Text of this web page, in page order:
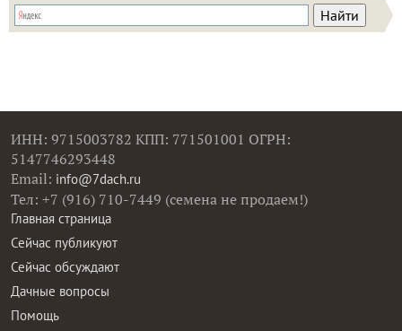
ИНН: 9715003782 КПП: 771501001 ОГРН:
5147746293448
Email: info@7dach.ru
Тел: +7 (916) 710-7449 (семена не продаем!)
Главная страница
Сейчас публикуют
Сейчас обсуждают
Дачные вопросы
Помощь